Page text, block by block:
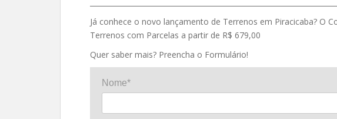
Já conhece o novo lançamento de Terrenos em Piracicaba? O
Terrenos com Parcelas a partir de R$ 679,00
Quer saber mais? Preencha o Formulário!
Nome*